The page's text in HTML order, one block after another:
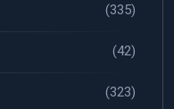
(335)
(42)
(323)